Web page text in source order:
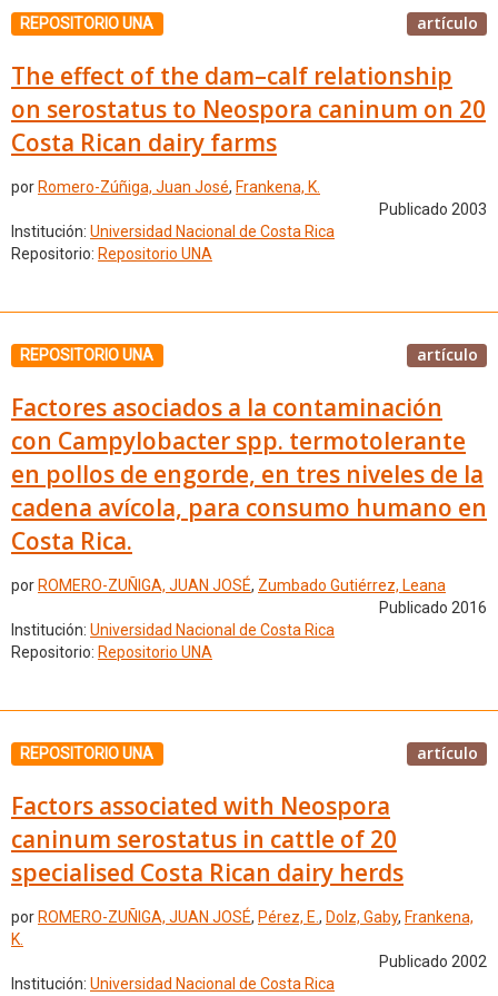
REPOSITORIO UNA artículo
The effect of the dam–calf relationship
on serostatus to Neospora caninum on 20
Costa Rican dairy farms
por Romero-Zúñiga, Juan José, Frankena, K.
Publicado 2003
Institución: Universidad Nacional de Costa Rica
Repositorio: Repositorio UNA
REPOSITORIO UNA artículo
Factores asociados a la contaminación
con Campylobacter spp. termotolerante
en pollos de engorde, en tres niveles de la
cadena avícola, para consumo humano en
Costa Rica.
por ROMERO-ZUÑIGA, JUAN JOSÉ, Zumbado Gutiérrez, Leana
Publicado 2016
Institución: Universidad Nacional de Costa Rica
Repositorio: Repositorio UNA
REPOSITORIO UNA artículo
Factors associated with Neospora
caninum serostatus in cattle of 20
specialised Costa Rican dairy herds
por ROMERO-ZUÑIGA, JUAN JOSÉ, Pérez, E., Dolz, Gaby, Frankena,
K.
Publicado 2002
Institución: Universidad Nacional de Costa Rica